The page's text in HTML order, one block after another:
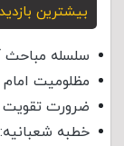
بیشترین بازدید
سلسله مباحث
مظلومیت امام
ضرورت تقویت
خطبه